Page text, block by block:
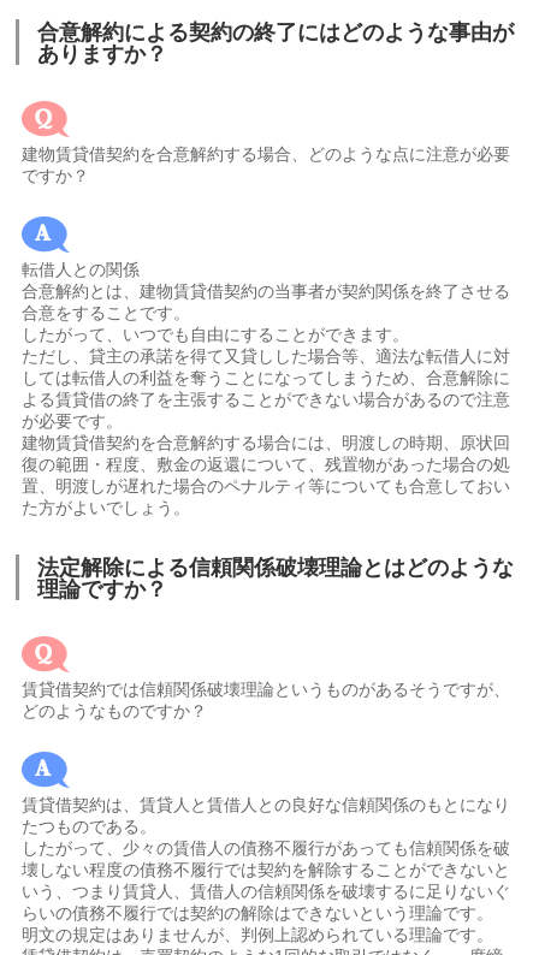
合意解約による契約の終了にはどのような事由が
ありますか？
建物賃貸借契約を合意解約する場合、どのような点に注意が必要
ですか？
転借人との関係
合意解約とは、建物賃貸借契約の当事者が契約関係を終了させる
合意をすることです。
したがって、いつでも自由にすることができます。
ただし、貸主の承諾を得て又貸しした場合等、適法な転借人に対
しては転借人の利益を奪うことになってしまうため、合意解除に
よる賃貸借の終了を主張することができない場合があるので注意
が必要です。
建物賃貸借契約を合意解約する場合には、明渡しの時期、原状回
復の範囲・程度、敷金の返還について、残置物があった場合の処
置、明渡しが遅れた場合のペナルティ等についても合意しておい
た方がよいでしょう。
法定解除による信頼関係破壊理論とはどのような
理論ですか？
賃貸借契約では信頼関係破壊理論というものがあるそうですが、
どのようなものですか？
賃貸借契約は、賃貸人と賃借人との良好な信頼関係のもとになり
たつものである。
したがって、少々の賃借人の債務不履行があっても信頼関係を破
壊しない程度の債務不履行では契約を解除することができないと
いう、つまり賃貸人、賃借人の信頼関係を破壊するに足りないぐ
らいの債務不履行では契約の解除はできないという理論です。
明文の規定はありませんが、判例上認められている理論です。